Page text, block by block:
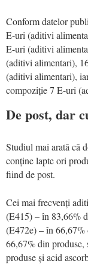
Conform datelor
E-uri (aditivi
E-uri (aditivi
(aditivi alimentari),
(aditivi alimentari),
compoziție 7 E-uri
De post, dar
Studiul mai arată că
conține lapte ori
fiind de post.
Cei mai frecvenți
(E415) – în 83,66%
(E472e) – în
66,67% din
produse și acid